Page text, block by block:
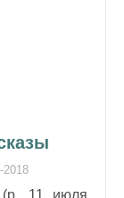
2018
(р. 11 июля